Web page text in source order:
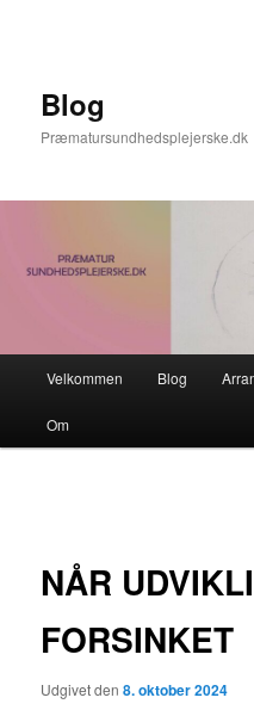
Blog
Præmatursundhedsplejerske.dk
Velkommen Blog
Om
NÅR
FORSINKET
Udgivet den8. oktober 2024